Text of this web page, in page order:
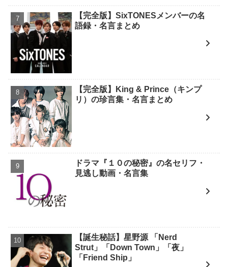
【完全版】SixTONESメンバーの名
語録・名言まとめ
【完全版】King & Prince（キンプ
リ）の珍言集・名言まとめ
ドラマ『１０の秘密』の名セリフ・
見逃し動画・名言集
【誕生秘話】星野源 「Nerd
Strut」「Down Town」「夜」
「Friend Ship」